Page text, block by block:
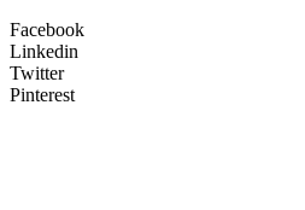
Facebook
Linkedin
Twitter
Pinterest